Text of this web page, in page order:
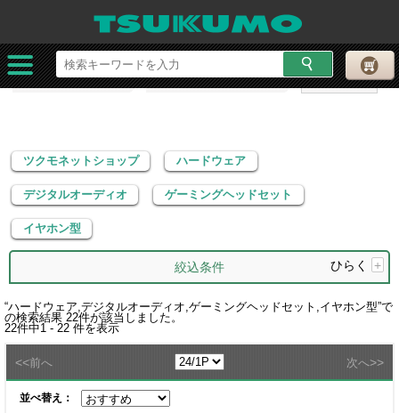
ツクモネットショップ
ハードウェア
デジタルオーディオ
ゲーミングヘッドセット イヤホン型
ツクモネットショップ ハードウェア
デジタルオーディオ ゲーミングヘッドセット
イヤホン型
絞込条件 ひらく +
“ハードウェア,デジタルオーディオ,ゲーミングヘッドセット,イヤホン型”で
の検索結果 22件が該当しました。
22件中1 - 22 件を表示
<<前へ 次へ>>
並べ替え：